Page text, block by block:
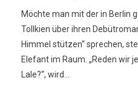
Möchte man mit der in Berlin
Tollkien über ihren
Himmel stützen“ sprechen,
Elefant im Raum. „Reden wir
Lale?“, wird…